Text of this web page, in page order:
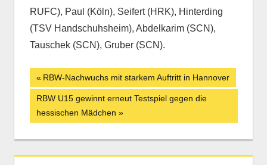
RUFC), Paul (Köln), Seifert (HRK), Hinterding
(TSV Handschuhsheim), Abdelkarim (SCN),
Tauschek (SCN), Gruber (SCN).
Beitrags-
Navigation
Vorheriger
Beitrag:
RBW-Nachwuchs mit starkem Auftritt in Hannover
Nächster
Beitrag:
RBW U15 gewinnt erneut Testspiel gegen die
hessischen Mädchen